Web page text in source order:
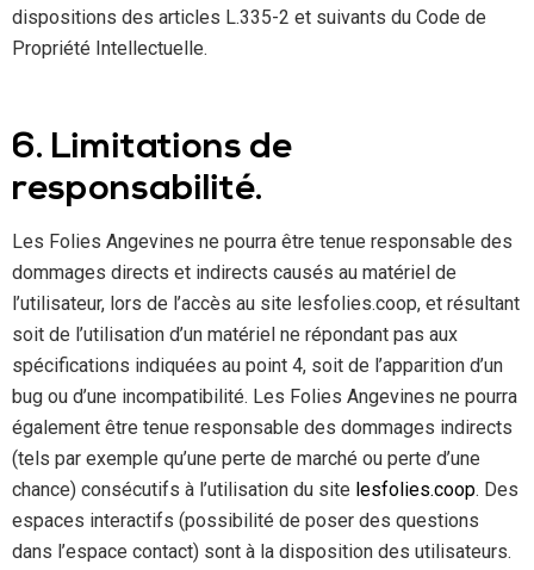
dispositions des articles L.335-2 et suivants du Code de
Propriété Intellectuelle.
6. Limitations de
responsabilité.
Les Folies Angevines ne pourra être tenue responsable des
dommages directs et indirects causés au matériel de
l’utilisateur, lors de l’accès au site lesfolies.coop, et résultant
soit de l’utilisation d’un matériel ne répondant pas aux
spécifications indiquées au point 4, soit de l’apparition d’un
bug ou d’une incompatibilité. Les Folies Angevines ne pourra
également être tenue responsable des dommages indirects
(tels par exemple qu’une perte de marché ou perte d’une
chance) consécutifs à l’utilisation du site lesfolies.coop. Des
espaces interactifs (possibilité de poser des questions
dans l’espace contact) sont à la disposition des utilisateurs.